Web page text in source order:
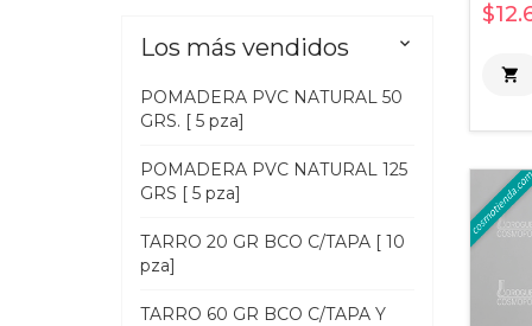

Los más vendidos 
POMADERA PVC NATURAL 50
GRS. [ 5 pza]
POMADERA PVC NATURAL 125
GRS [ 5 pza]
TARRO 20 GR BCO C/TAPA [ 10
pza]
TARRO 60 GR BCO C/TAPA Y